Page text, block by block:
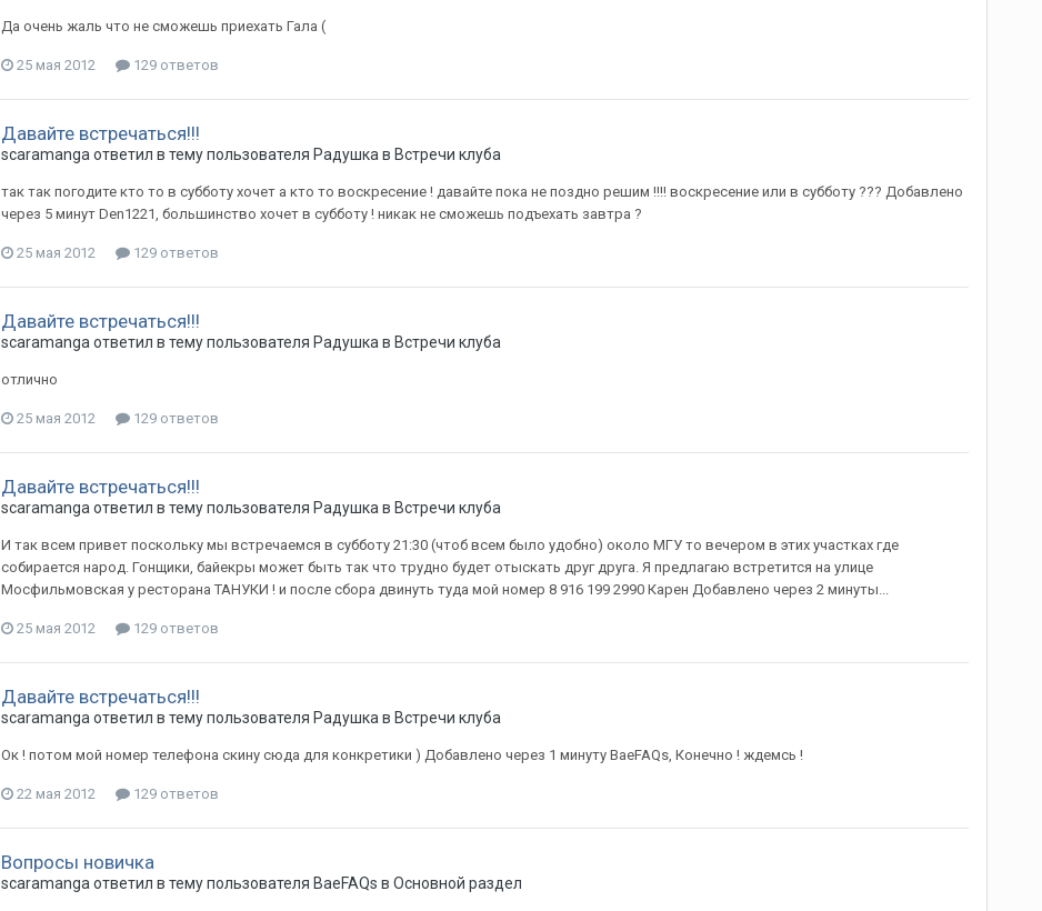
Да очень жаль что не сможешь приехать Гала (
25 мая 2012 129 ответов
Давайте встречаться!!!
scaramanga ответил в тему пользователя Радушка в Встречи клуба
так так погодите кто то в субботу хочет а кто то воскресение ! давайте пока не поздно решим !!!! воскресение или в субботу ??? Добавлено
через 5 минут Den1221, большинство хочет в субботу ! никак не сможешь подъехать завтра ?
25 мая 2012 129 ответов
Давайте встречаться!!!
scaramanga ответил в тему пользователя Радушка в Встречи клуба
отлично
25 мая 2012 129 ответов
Давайте встречаться!!!
scaramanga ответил в тему пользователя Радушка в Встречи клуба
И так всем привет поскольку мы встречаемся в субботу 21:30 (чтоб всем было удобно) около МГУ то вечером в этих участках где
собирается народ. Гонщики, байекры может быть так что трудно будет отыскать друг друга. Я предлагаю встретится на улице
Мосфильмовская у ресторана ТАНУКИ ! и после сбора двинуть туда мой номер 8 916 199 2990 Карен Добавлено через 2 минуты...
25 мая 2012 129 ответов
Давайте встречаться!!!
scaramanga ответил в тему пользователя Радушка в Встречи клуба
Ок ! потом мой номер телефона скину сюда для конкретики ) Добавлено через 1 минуту BaeFAQs, Конечно ! ждемсь !
22 мая 2012 129 ответов
Вопросы новичка
scaramanga ответил в тему пользователя BaeFAQs в Основной раздел